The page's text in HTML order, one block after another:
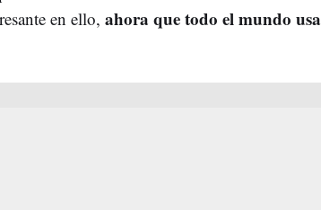
en ello, ahora que todo el mundo usa